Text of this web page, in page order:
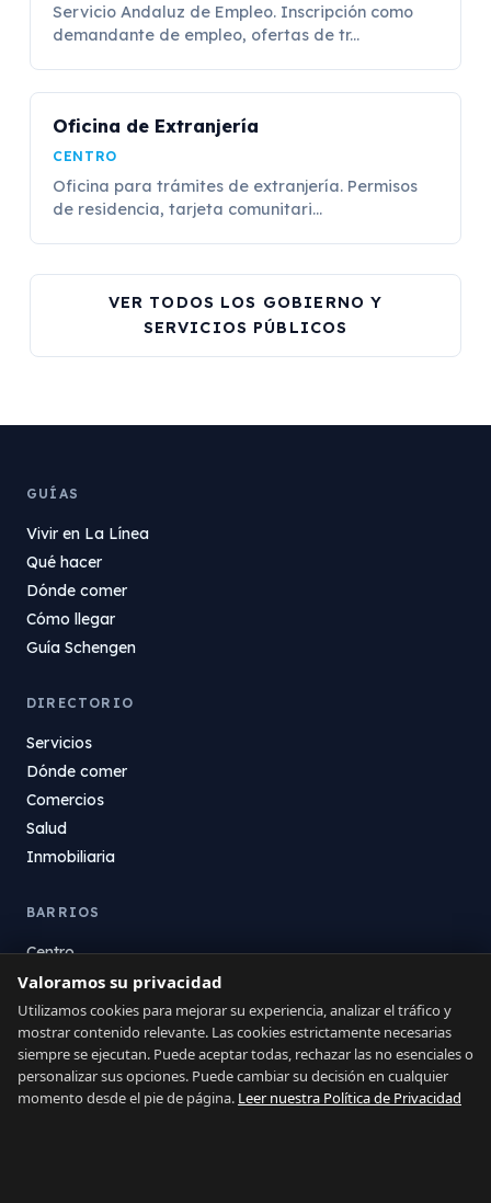
Servicio Andaluz de Empleo. Inscripción como
demandante de empleo, ofertas de tr...
Oficina de Extranjería
CENTRO
Oficina para trámites de extranjería. Permisos
de residencia, tarjeta comunitari...
VER TODOS LOS GOBIERNO Y
SERVICIOS PÚBLICOS
GUÍAS
Vivir en La Línea
Qué hacer
Dónde comer
Cómo llegar
Guía Schengen
DIRECTORIO
Servicios
Dónde comer
Comercios
Salud
Inmobiliaria
BARRIOS
Centro
La Atunara
Poniente
El Zabal
Santa Margarita
La Alcaidesa
Valoramos su privacidad
Utilizamos cookies para mejorar su experiencia, analizar el tráfico y
mostrar contenido relevante. Las cookies estrictamente necesarias
siempre se ejecutan. Puede aceptar todas, rechazar las no esenciales o
personalizar sus opciones. Puede cambiar su decisión en cualquier
momento desde el pie de página. Leer nuestra Política de Privacidad